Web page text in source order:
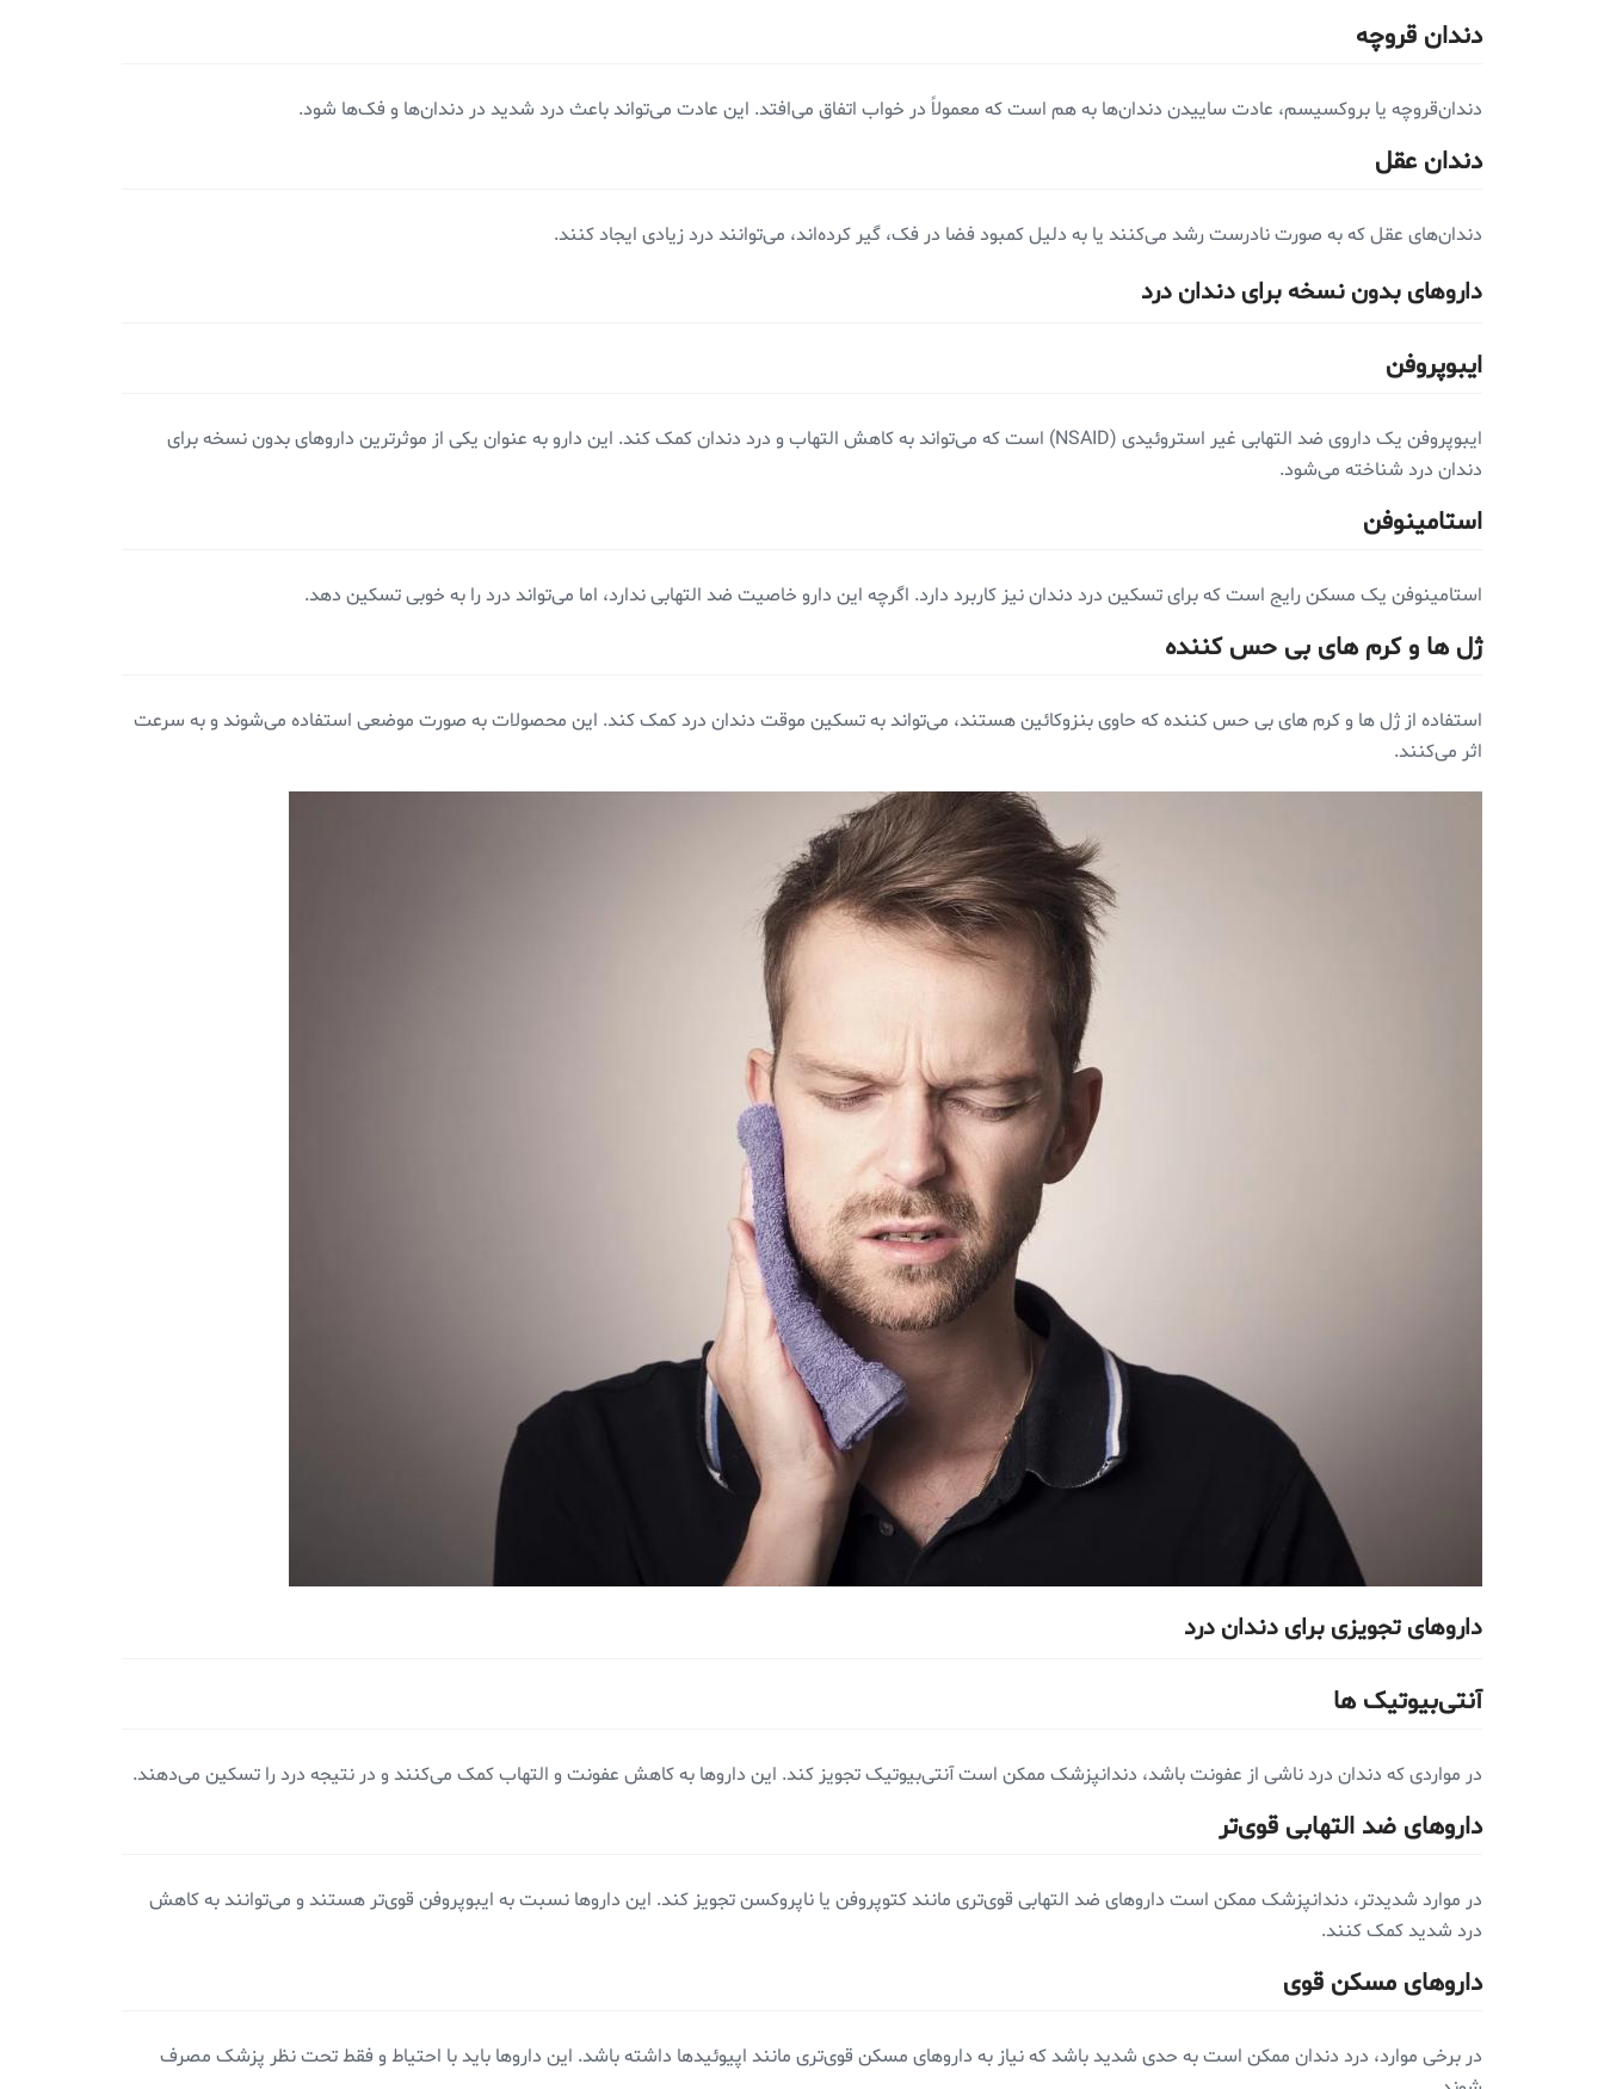
دندان‌ قروچه
دندان‌قروچه یا بروکسیسم، عادت ساییدن دندان‌ها به هم است که معمولاً در خواب اتفاق می‌افتد. این عادت می‌تواند باعث درد شدید در دندان‌ها و فک‌ها شود.
دندان‌ عقل
دندان‌های عقل که به صورت نادرست رشد می‌کنند یا به دلیل کمبود فضا در فک، گیر کرده‌اند، می‌توانند درد زیادی ایجاد کنند.
داروهای بدون نسخه برای دندان درد
ایبوپروفن
ایبوپروفن یک داروی ضد التهابی غیر استروئیدی (NSAID) است که می‌تواند به کاهش التهاب و درد دندان کمک کند. این دارو به عنوان یکی از موثرترین داروهای بدون نسخه برای
دندان درد شناخته می‌شود.
استامینوفن
استامینوفن یک مسکن رایج است که برای تسکین درد دندان نیز کاربرد دارد. اگرچه این دارو خاصیت ضد التهابی ندارد، اما می‌تواند درد را به خوبی تسکین دهد.
ژل‌ ها و کرم‌ های بی‌ حس‌ کننده
استفاده از ژل‌ ها و کرم‌ های بی‌ حس‌ کننده که حاوی بنزوکائین هستند، می‌تواند به تسکین موقت دندان درد کمک کند. این محصولات به صورت موضعی استفاده می‌شوند و به سرعت
اثر می‌کنند.
داروهای تجویزی برای دندان درد
آنتی‌بیوتیک‌ ها
در مواردی که دندان درد ناشی از عفونت باشد، دندانپزشک ممکن است آنتی‌بیوتیک تجویز کند. این داروها به کاهش عفونت و التهاب کمک می‌کنند و در نتیجه درد را تسکین می‌دهند.
داروهای ضد التهابی قوی‌تر
در موارد شدیدتر، دندانپزشک ممکن است داروهای ضد التهابی قوی‌تری مانند کتوپروفن یا ناپروکسن تجویز کند. این داروها نسبت به ایبوپروفن قوی‌تر هستند و می‌توانند به کاهش
درد شدید کمک کنند.
داروهای مسکن قوی
در برخی موارد، درد دندان ممکن است به حدی شدید باشد که نیاز به داروهای مسکن قوی‌تری مانند اپیوئیدها داشته باشد. این داروها باید با احتیاط و فقط تحت نظر پزشک مصرف